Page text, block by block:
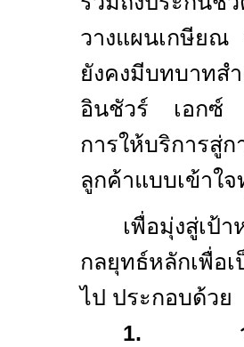
วางแผนเกษียณ
ยังคงมีบทบาทส
อินชัวร์ เอกซ์
การให้บริการสู่ก
ลูกค้าแบบเข้าใ
เพื่อมุ่งสู่เ
กลยุทธ์หลักเพื่อ
ไป ประกอบด้วย
1.